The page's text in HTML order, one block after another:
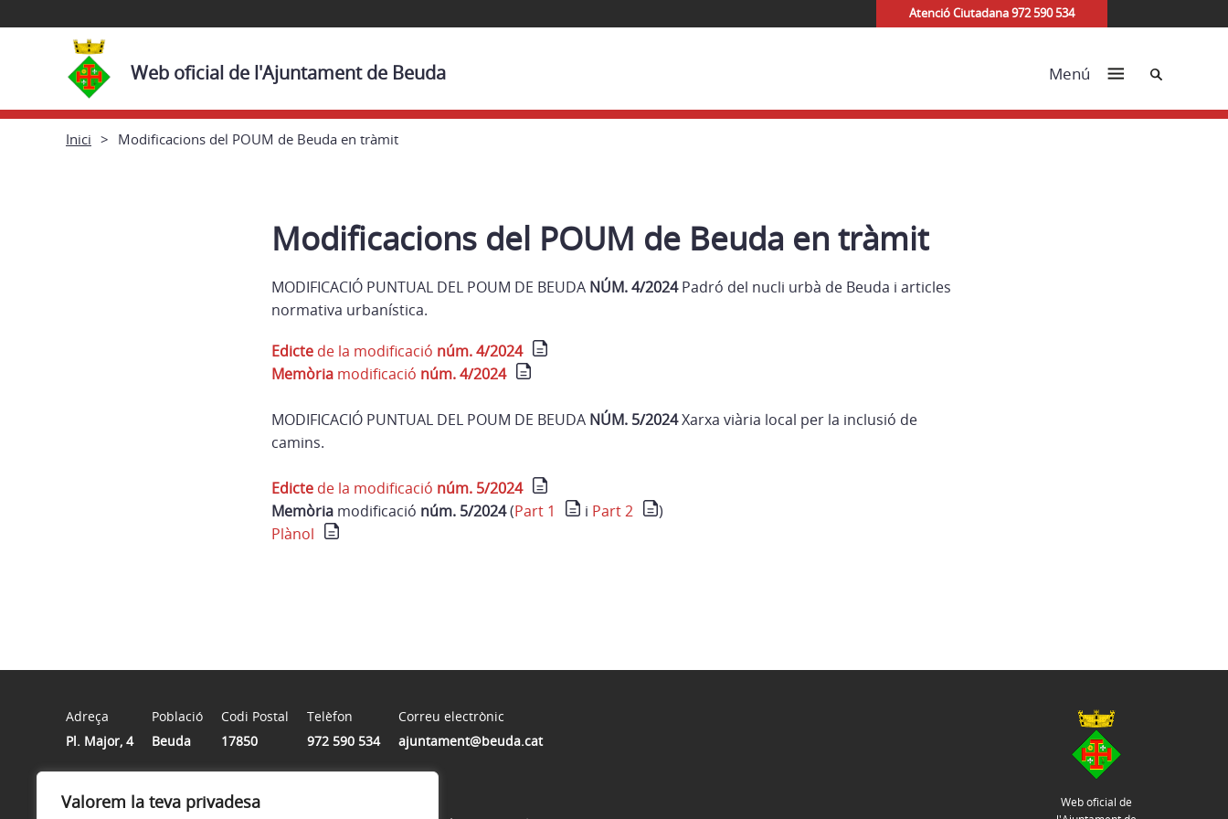
Valorem la teva privadesa
Atenció Ciutadana 972 590 534
Web oficial de l'Ajuntament de Beuda Menú Cerca
Inici Modificacions del POUM de Beuda en tràmit
Modificacions del POUM de Beuda en tràmit
MODIFICACIÓ PUNTUAL DEL POUM DE BEUDA NÚM. 4/2024Padró del nucli urbà de Beuda i articles
normativa urbanística.
Edicte de la modificació núm. 4/2024
Memòria modificació núm. 4/2024
MODIFICACIÓ PUNTUAL DEL POUM DE BEUDA NÚM. 5/2024Xarxa viària local per la inclusió de
camins.
Edicte de la modificació núm. 5/2024
Memòria modificació núm. 5/2024(Part 1 i Part 2
)
Plànol
Adreça
Pl. Major, 4
Població
Beuda
Codi Postal
17850
Telèfon
972 590 534
Correu electrònic
ajuntament@beuda.cat
Horari
Web oficial de